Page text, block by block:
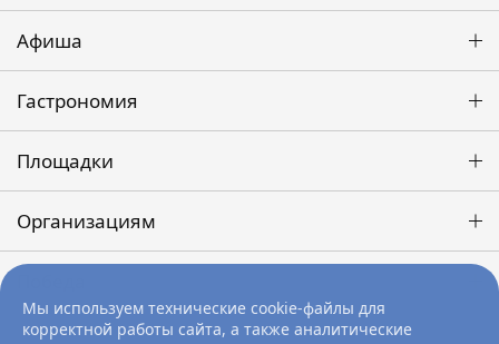
Мы используем технические cookie-файлы для
корректной работы сайта, а также аналитические
Афиша
Гастрономия
Площадки
Организациям